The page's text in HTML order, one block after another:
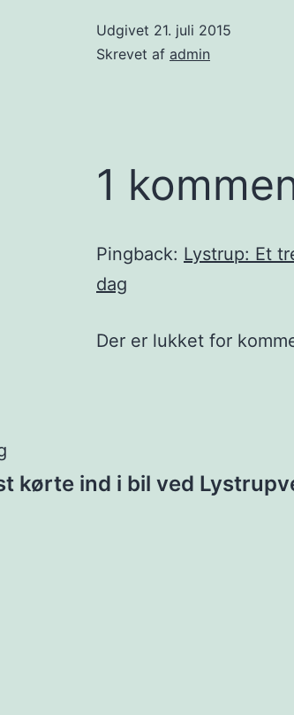
Udgivet 21. juli 2015
Skrevet af admin
1
Pingback: Lystrup: Et
dag
Der er lukket for
kørte ind i bil ved